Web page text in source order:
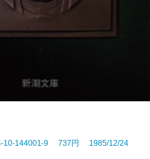
10-144001-9 737円 1985/12/24